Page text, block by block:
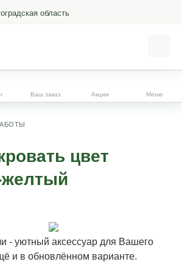
область
Ваш заказ Акции Меню
цвет
- уютный аксессуар для Вашего
и в обновлённом варианте.